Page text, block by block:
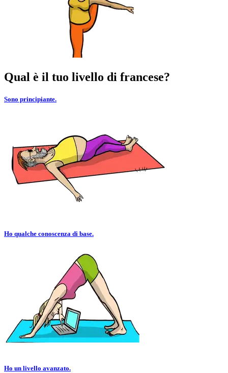
Qual è il tuo livello di francese?
Sono principiante.
Ho qualche conoscenza di base.
Ho un livello avanzato.